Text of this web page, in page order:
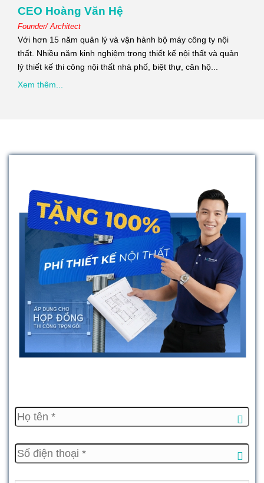
CEO Hoàng Văn Hệ
Founder/ Architect
Với hơn 15 năm quản lý và vận hành bộ máy công ty nội
thất. Nhiều năm kinh nghiệm trong thiết kế nội thất và quản
lý thiết kế thi công nội thất nhà phố, biệt thự, căn hộ...
Xem thêm...